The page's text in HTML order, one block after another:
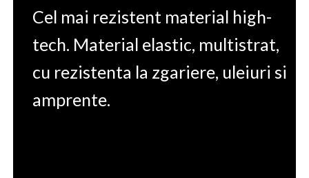
Cel mai rezistent material high-
tech. Material elastic, multistrat,
cu rezistenta la zgariere, uleiuri si
amprente.